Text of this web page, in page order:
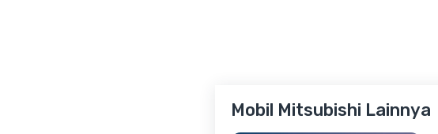
Mobil Mitsubishi Lainnya